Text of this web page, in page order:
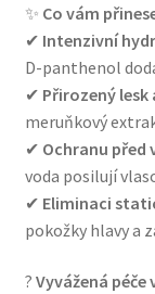
✨ Co vám
✔ Intenzivní
D-panthenol
✔ Přirozený lesk
meruňkový
✔ Ochranu před
voda posilují
✔ Eliminaci
pokožky hlavy a
? Vyvážená péče